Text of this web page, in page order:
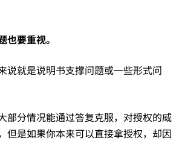
也要重视。
说就是说明书支撑问题或一些形式问
部分情况能通过答复克服，对授权的威
但是如果你本来可以直接拿授权，却因